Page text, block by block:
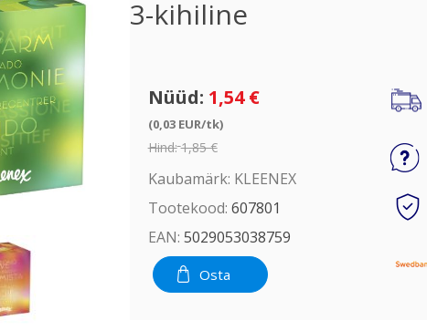
3-kihiline
Nüüd: 1,54 €
(0,03 EUR/tk)
Hind: 1,85 €
Kaubamärk: KLEENEX
Tootekood: 607801
EAN: 5029053038759
Osta